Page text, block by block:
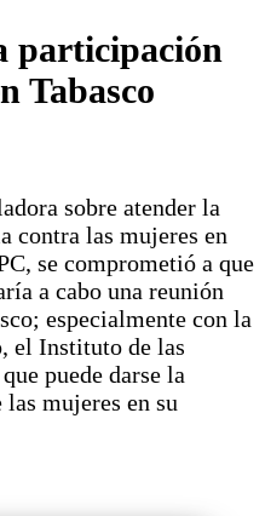
participación
Tabasco
sobre atender la
contra las mujeres en
se comprometió a que
a cabo una reunión
especialmente con la
el Instituto de las
puede darse la
mujeres en su